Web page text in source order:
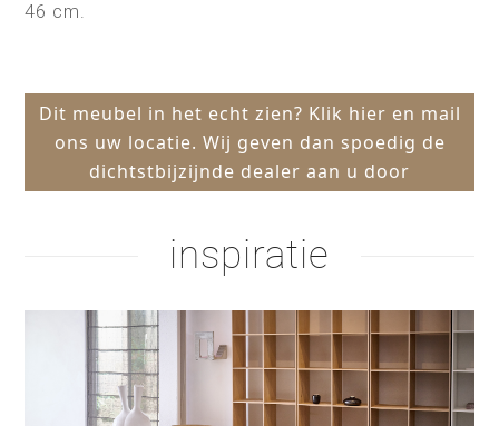
46 cm.
Dit meubel in het echt zien? Klik hier en mail
ons uw locatie. Wij geven dan spoedig de
dichtstbijzijnde dealer aan u door
inspiratie